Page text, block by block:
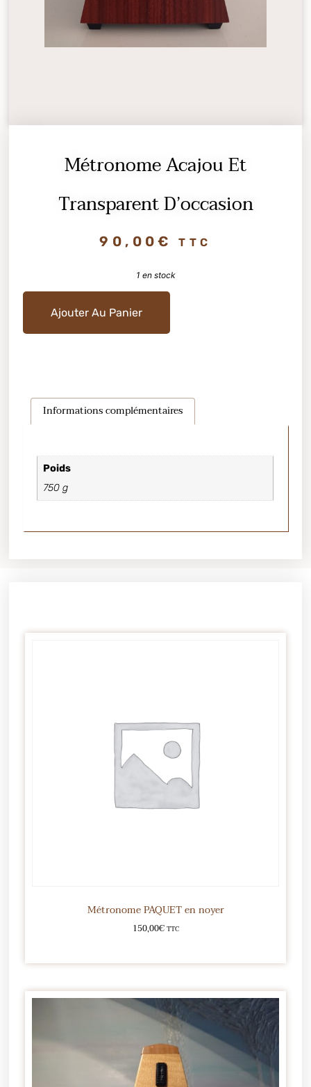
Métronome Acajou Et
Transparent D’occasion
90,00€ TTC
1 en stock
Ajouter Au Panier
Informations complémentaires
Poids
750 g
Métronome PAQUET en noyer
150,00€ TTC